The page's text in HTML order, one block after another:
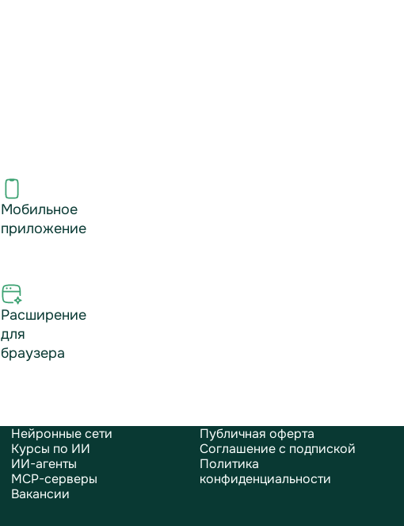
Мобильное
приложение
Расширение
для
браузера
Нейронные сети
Курсы по ИИ
ИИ-агенты
MCP-серверы
Вакансии
Публичная оферта
Соглашение с подпиской
Политика
конфиденциальности